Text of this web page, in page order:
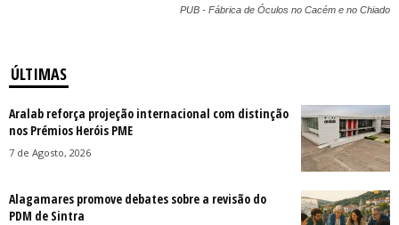
PUB - Fábrica de Óculos no Cacém e no Chiado
ÚLTIMAS
Aralab reforça projeção internacional com distinção
nos Prémios Heróis PME
7 de Agosto, 2026
Alagamares promove debates sobre a revisão do
PDM de Sintra